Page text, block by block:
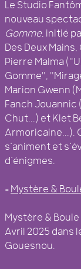
Le Studio
nouveau
Gomme, initié
Des Deux
Pierre Malma
Gomme",
Marion Gwenn
Fanch Jouannic
Chut...) et Klet
Armoricaine...).
s’animent et
d’énigmes.
– Mystère &
Mystère &
Avril 2025 dans
Gouesnou.